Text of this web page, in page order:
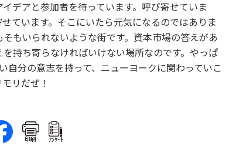
デアと参加者を待っています。呼び寄せていま
ています。そこにいたら元気になるのではありま
もいられないような街です。資本市場の答えがあ
持ち寄らなければいけない場所なのです。やっぱ
分の意志を持って、ニューヨークに関わっていこ
リだぜ！
印刷 ｱﾝｹｰﾄ